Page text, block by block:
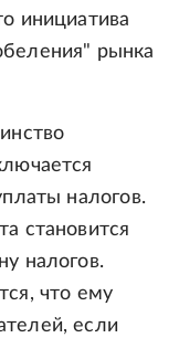
инициатива
рынка
налогов.
становится
налогов.
что ему
если